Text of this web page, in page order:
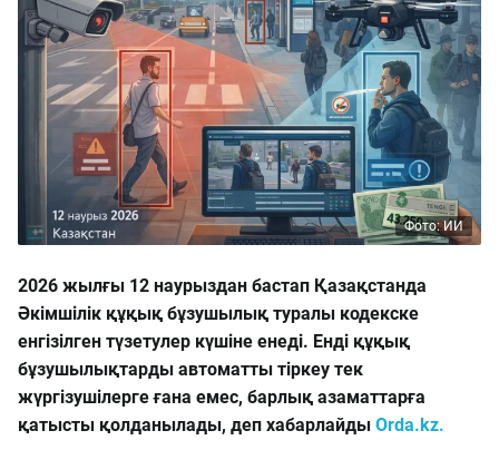
Фото: ИИ
2026 жылғы 12 наурыздан бастап Қазақстанда
Әкімшілік құқық бұзушылық туралы кодекске
енгізілген түзетулер күшіне енеді. Енді құқық
бұзушылықтарды автоматты тіркеу тек
жүргізушілерге ғана емес, барлық азаматтарға
қатысты қолданылады, деп хабарлайды Orda.kz.